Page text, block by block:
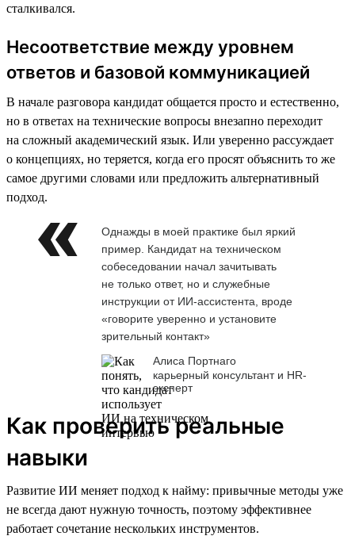
сталкивался.
Несоответствие между уровнем
ответов и базовой коммуникацией
В начале разговора кандидат общается просто и естественно,
но в ответах на технические вопросы внезапно переходит
на сложный академический язык. Или уверенно рассуждает
о концепциях, но теряется, когда его просят объяснить то же
самое другими словами или предложить альтернативный
подход.
Однажды в моей практике был яркий
пример. Кандидат на техническом
собеседовании начал зачитывать
не только ответ, но и служебные
инструкции от ИИ-ассистента, вроде
«говорите уверенно и установите
зрительный контакт»
Алиса Портнаго
карьерный консультант и HR-
эксперт
Как проверить реальные
навыки
Развитие ИИ меняет подход к найму: привычные методы уже
не всегда дают нужную точность, поэтому эффективнее
работает сочетание нескольких инструментов.